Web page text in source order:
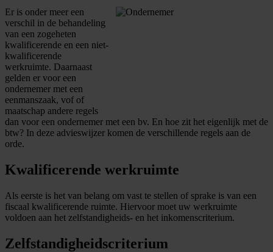
Er is onder meer een
verschil in de behandeling
van een zogeheten
kwalificerende en een niet-
kwalificerende
werkruimte. Daarnaast
gelden er voor een
ondernemer met een
eenmanszaak, vof of
maatschap andere regels
dan voor een ondernemer met een bv. En hoe zit het eigenlijk met de
btw? In deze advieswijzer komen de verschillende regels aan de
orde.
Kwalificerende werkruimte
Als eerste is het van belang om vast te stellen of sprake is van een
fiscaal kwalificerende ruimte. Hiervoor moet uw werkruimte
voldoen aan het zelfstandigheids- en het inkomenscriterium.
Zelfstandigheidscriterium